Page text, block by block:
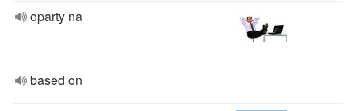
oparty na
based on